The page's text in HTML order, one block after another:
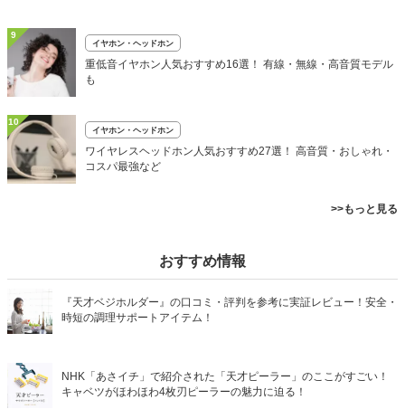
9
イヤホン・ヘッドホン
重低音イヤホン人気おすすめ16選！ 有線・無線・高音質モデル
も
10
イヤホン・ヘッドホン
ワイヤレスヘッドホン人気おすすめ27選！ 高音質・おしゃれ・
コスパ最強など
>>もっと見る
おすすめ情報
『天才ベジホルダー』の口コミ・評判を参考に実証レビュー！安全・
時短の調理サポートアイテム！
NHK「あさイチ」で紹介された「天才ピーラー」のここがすごい！
キャベツがほわほわ4枚刃ピーラーの魅力に迫る！